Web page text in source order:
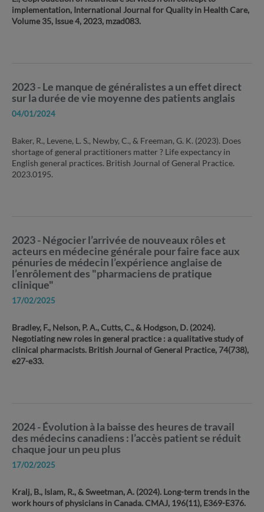
implementation, International Journal for Quality in Health Care,
Volume 35, Issue 4, 2023, mzad083.
2023 - Le manque de généralistes a un effet direct
sur la durée de vie moyenne des patients anglais
04/01/2024
Baker, R., Levene, L. S., Newby, C., & Freeman, G. K. (2023). Does
shortage of general practitioners matter ? Life expectancy in
English general practices. British Journal of General Practice.
2023.0195.
2023 - Négocier l’arrivée de nouveaux rôles et
acteurs en médecine générale pour faire face aux
pénuries de médecin l’expérience anglaise de
l’enrôlement des "pharmaciens de pratique
clinique"
17/02/2025
Bradley, F., Nelson, P. A., Cutts, C., & Hodgson, D. (2024).
Negotiating new roles in general practice : a qualitative study of
clinical pharmacists. British Journal of General Practice, 74(738),
e27-e33.
2024 - Évolution à la baisse des heures de travail
des médecins canadiens : l’accès patient se réduit
chaque jour un peu plus
17/02/2025
Kralj, B., Islam, R., & Sweetman, A. (2024). Long-term trends in the
work hours of physicians in Canada. CMAJ, 196(11), E369-E376.